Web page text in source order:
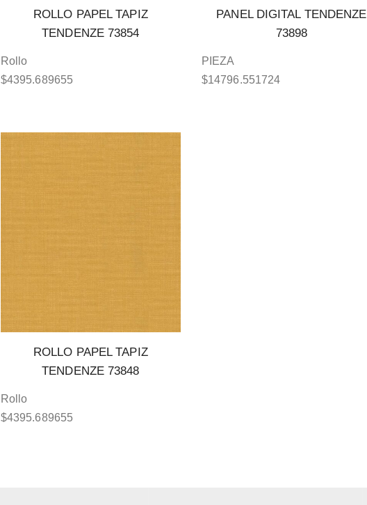
ROLLO PAPEL TAPIZ
TENDENZE 73854
Rollo
$4395.689655
PANEL DIGITAL TENDENZE
73898
PIEZA
$14796.551724
ROLLO PAPEL TAPIZ
TENDENZE 73848
Rollo
$4395.689655